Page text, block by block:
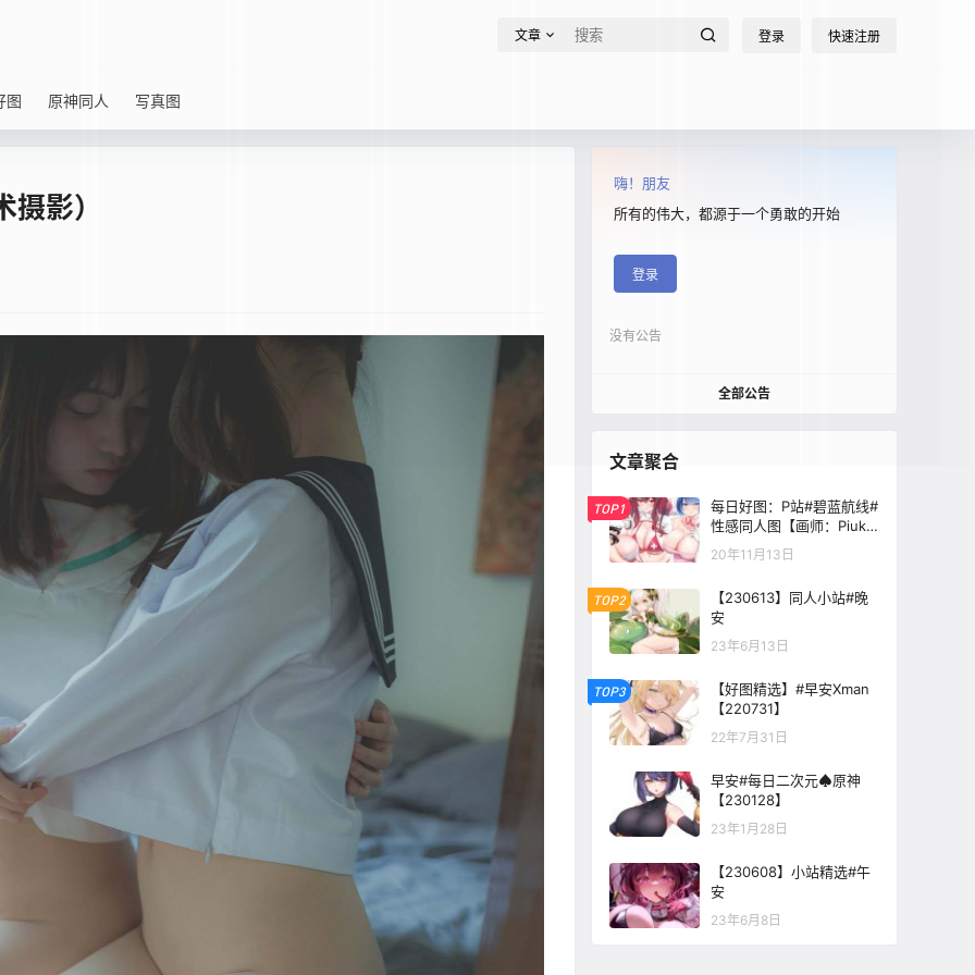
文章 登录 快速注册
图 原神同人 写真图
影）
嗨！朋友
所有的伟大，都源于一个勇敢的开始
登录
没有公告
全部公告
文章聚合
TOP1
每日好图：P站#碧蓝航线#
性感同人图【画师：Piuku
te062】
20年11月13日
TOP2
【230613】同人小站#晚
安
23年6月13日
TOP3
【好图精选】#早安Xman
【220731】
22年7月31日
早安#每日二次元♠原神
【230128】
23年1月28日
【230608】小站精选#午
安
23年6月8日